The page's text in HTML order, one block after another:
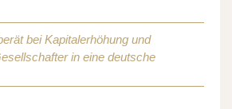
bei Kapitalerhöhung und
in eine deutsche